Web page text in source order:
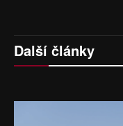
ikonického modelu.
Další články